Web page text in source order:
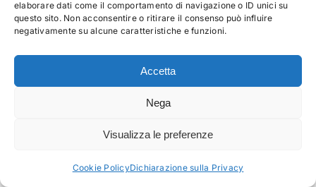
elaborare dati come il comportamento di navigazione o ID unici su
questo sito. Non acconsentire o ritirare il consenso può influire
negativamente su alcune caratteristiche e funzioni.
Accetta
Nega
Visualizza le preferenze
Cookie PolicyDichiarazione sulla Privacy
impresa è storicamente
segnato da dinamiche
complesse: burocrazia
farraginosa, istruttorie
che mal si conciliano con la